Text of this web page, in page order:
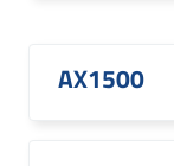
AX1500